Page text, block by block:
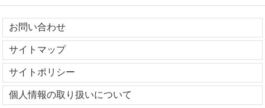
お問い合わせ
サイトマップ
サイトポリシー
個人情報の取り扱いについて